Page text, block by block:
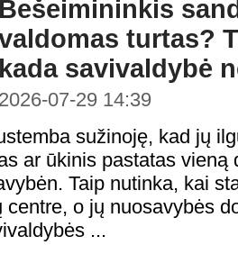
Bešeimininkis
turtas?
kada savivaldybė
2026-07-29 14:39
sužinoję, kad jų
ar ūkinis pastatas vieną
Taip nutinka, kai
centre, o jų nuosavybės
...